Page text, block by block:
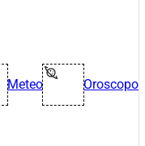
Meteo Oroscopo